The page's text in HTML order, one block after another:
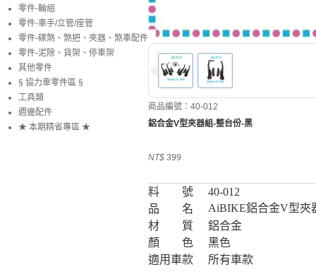
商品編號：40-012
鋁合金V型夾器組-整台份-黑
NT$ 399
料 號
40-012
品 名
AiBIKE鋁合金V型夾
材 質
鋁合金
顏 色
黑色
適用車款
所有車款
零件-輪組
零件-車手/立管/座管
零件-碟煞、煞把、夾器、煞車配件
零件-泥除、貨架、停車架
其他零件
§ 協力車零件區 §
工具類
週邊配件
★ 本期精省專區 ★